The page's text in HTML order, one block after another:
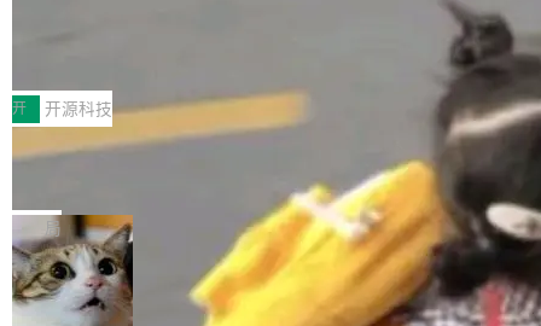
常维护操作，并完整支持 Iceberg V3 格式。
村国家自主创新示范区会议中心开幕。本届大会
由中关村智联软件服务业质量创新联盟主办，以
“智构可信·质创未来——AI原生时代的质量新范
式”为主题，直面AI从实验室走向规模化产业落地
的核心质量命题。会上，《2026智能研发生产力
工具选型手册》发布，Testin云测的Testin XAge
nt智能测试系统入选AI测试领域代表产品。对CI
O而言，这提示了一个转变：AI测试正在从效率
开 开源科技
让非法状态不可表示：一篇关于 ADT
有一种东西，一旦用过就回不去了。Alex Fedos
eev 管它叫"软件设计的基石"。 他说的东西不新
鲜——代数数据类型（ADT），尤其是和类型
（sum type）。但他说清楚了一件事：这不是类
型系统的学术体操，是日常编码的思维方式。 文
局
Cloudflare 开源内部企业 AI 平台 Clou
dflare OS
Cloudflare 发布了一个开源项目 Cloudflare O